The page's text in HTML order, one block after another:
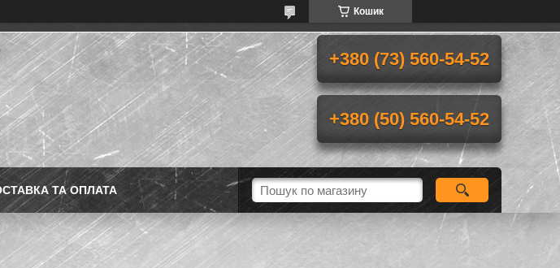
Кошик
+380 (73) 560-54-52
+380 (50) 560-54-52
ТА ОПЛАТА